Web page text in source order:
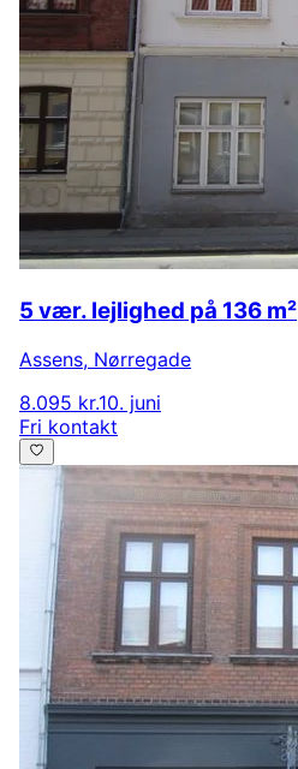
5 vær. lejlighed på 136 m²
Assens, Nørregade
8.095 kr.10. juni
Fri kontakt